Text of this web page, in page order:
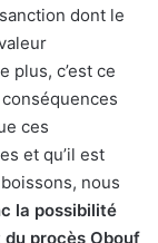
dont le
plus, c’est ce
ces
et qu’il est
nous
la possibilité
procès Obouf